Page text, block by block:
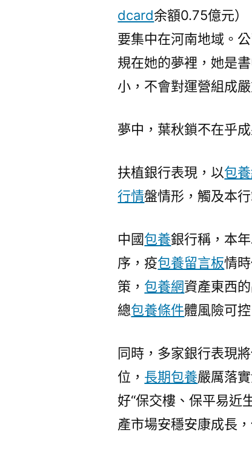
dcard余額0.75億元
要集中在河南地域。
規在她的夢裡，她是
小，不會對運營組成嚴
夢中，葉秋鎖不在乎
扶植銀行表現，以包
行情盤情形，觸及本
中國包養銀行稱，本
序，疫包養留言板情
策， 包養網資產東西
總包養條件體風險可控
同時，多家銀行表現
位， 長期包養嚴厲落
好“保交樓、保平易近
產市場安穩安康成長